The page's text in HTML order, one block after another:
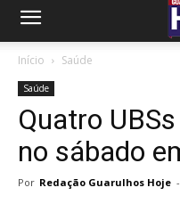
Início Saúde
Saúde
Quatro
no sábado
Por Redação Guarulhos Hoje -